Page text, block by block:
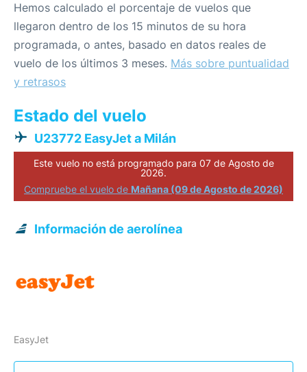
Hemos calculado el porcentaje de vuelos que
llegaron dentro de los 15 minutos de su hora
programada, o antes, basado en datos reales de
vuelo de los últimos 3 meses. Más sobre puntualidad
y retrasos
Estado del vuelo
U23772 EasyJet a Milán
Este vuelo no está programado para 07 de Agosto de
2026.
Compruebe el vuelo de Mañana (09 de Agosto de 2026)
Información de aerolínea
EasyJet